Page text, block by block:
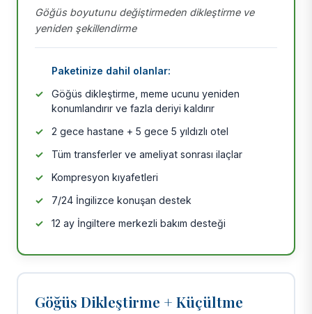
Göğüs boyutunu değiştirmeden dikleştirme ve
yeniden şekillendirme
Paketinize dahil olanlar:
Göğüs dikleştirme, meme ucunu yeniden
konumlandırır ve fazla deriyi kaldırır
2 gece hastane + 5 gece 5 yıldızlı otel
Tüm transferler ve ameliyat sonrası ilaçlar
Kompresyon kıyafetleri
7/24 İngilizce konuşan destek
12 ay İngiltere merkezli bakım desteği
Göğüs Dikleştirme + Küçültme